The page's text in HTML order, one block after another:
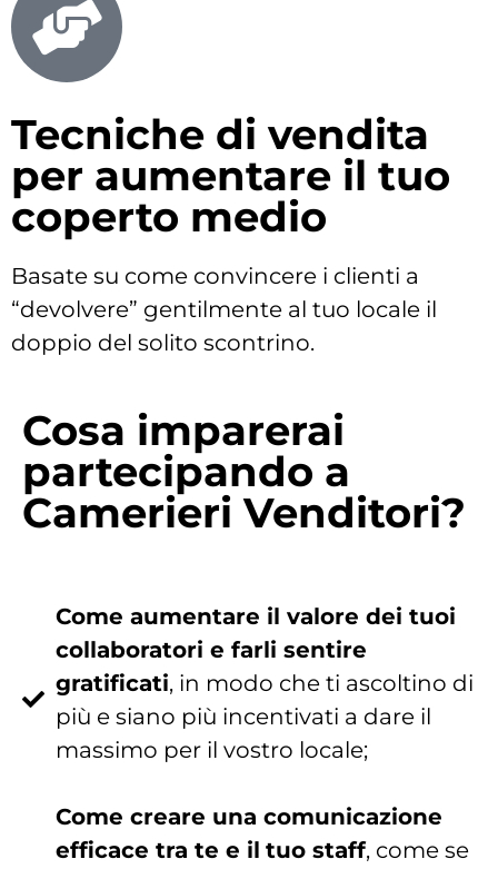
Tecniche di vendita
per aumentare il tuo
coperto medio
Basate su come convincere i clienti a
“devolvere” gentilmente al tuo locale il
doppio del solito scontrino.
Cosa imparerai
partecipando a
Camerieri Venditori?
Come aumentare il valore dei tuoi
collaboratori e farli sentire
gratificati, in modo che ti ascoltino di
più e siano più incentivati a dare il
massimo per il vostro locale;
Come creare una comunicazione
efficace tra te e il tuo staff, come se